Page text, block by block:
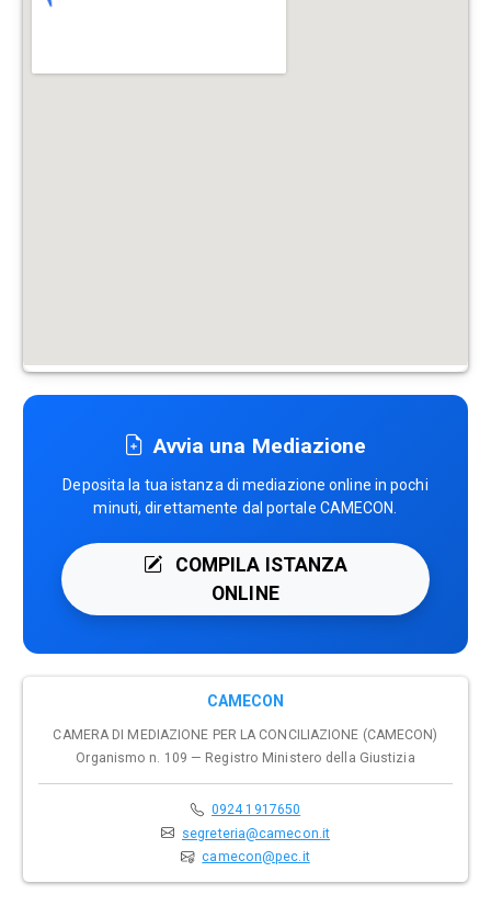
Avvia una Mediazione
Deposita la tua istanza di mediazione online in pochi
minuti, direttamente dal portale CAMECON.
COMPILA ISTANZA
ONLINE
CAMECON
CAMERA DI MEDIAZIONE PER LA CONCILIAZIONE (CAMECON)
Organismo n. 109 — Registro Ministero della Giustizia
0924 1917650
segreteria@camecon.it
camecon@pec.it